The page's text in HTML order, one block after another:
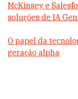
McKinsey e
soluções de IA
O papel da
geração alpha